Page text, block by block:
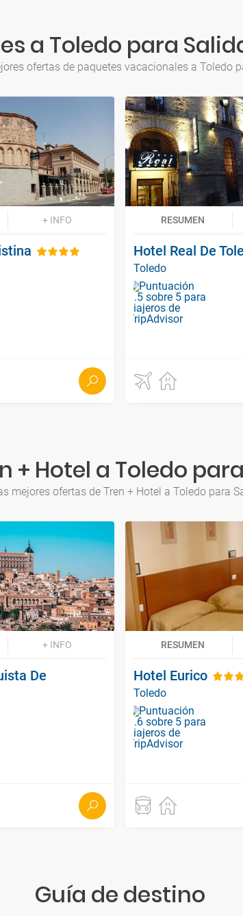
a Toledo para
ofertas de paquetes vacacionales a Toledo
+ INFO RESUMEN
Hotel Real De
Toledo
+ Hotel a Toledo
mejores ofertas de Tren + Hotel a Toledo para
+ INFO
De
RESUMEN
Hotel Eurico
Toledo
Guía de destino